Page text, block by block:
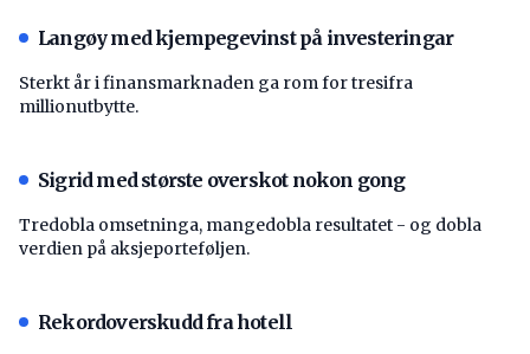
Langøy med kjempegevinst på investeringar
Sterkt år i finansmarknaden ga rom for tresifra
millionutbytte.
Sigrid med største overskot nokon gong
Tredobla omsetninga, mangedobla resultatet - og dobla
verdien på aksjeporteføljen.
Rekordoverskudd fra hotell